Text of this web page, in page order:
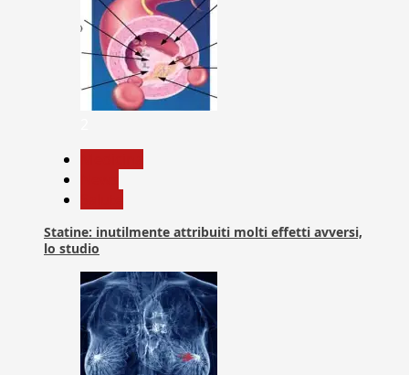
Statine: inutilmente attribuiti molti effetti avversi,
lo studio